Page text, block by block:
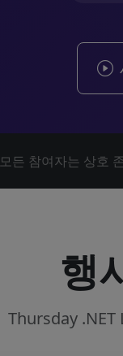
모든 참여자는 상호
행
Thursday .NET